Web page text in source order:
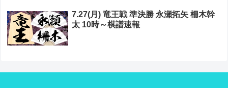
7.27(月) 竜王戦 準決勝 永瀬拓矢 柵木幹
太 10時～棋譜速報